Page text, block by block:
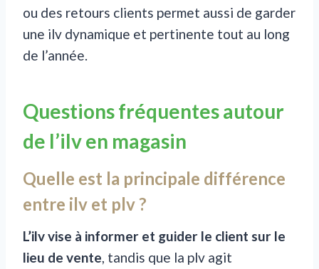
ou des retours clients permet aussi de garder
une ilv dynamique et pertinente tout au long
de l’année.
Questions fréquentes autour
de l’ilv en magasin
Quelle est la principale différence
entre ilv et plv ?
L’ilv vise à informer et guider le client sur le
lieu de vente, tandis que la plv agit